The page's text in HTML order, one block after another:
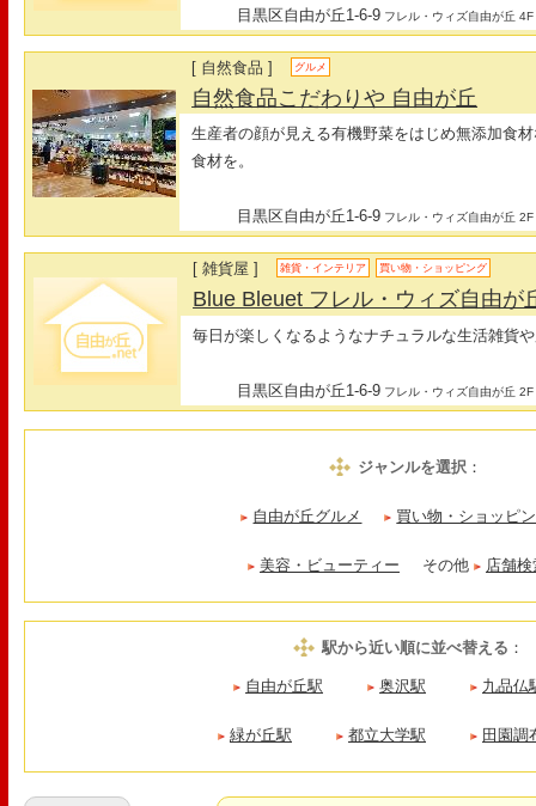
目黒区自由が丘1-6-9 フレル・ウィズ自由が丘 4F
[ 自然食品 ] グルメ
自然食品こだわりや 自由が丘
生産者の顔が見える有機野菜をはじめ無添加食
食材を。
目黒区自由が丘1-6-9 フレル・ウィズ自由が丘 2F
[ 雑貨屋 ] 雑貨・インテリア 買い物・ショッピング
Blue Bleuet フレル・ウィズ自由が
毎日が楽しくなるようなナチュラルな生活雑貨
目黒区自由が丘1-6-9 フレル・ウィズ自由が丘 2F
ジャンルを選択：
自由が丘グルメ 買い物・ショッピ
美容・ビューティー その他 店舗
駅から近い順に並べ替える ：
自由が丘駅 奥沢駅 九品仏
緑が丘駅 都立大学駅 田園調